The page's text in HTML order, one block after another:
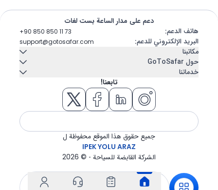
دعم على مدار الساعة بست لغات
هاتف الدعم:
+90 850 850 11 73
البريد الإلكتروني للدعم:
support@gotosafar.com
مكاتبنا
إزمير، تركيا
Güney Mah. Gaziler Cad. No:292 Tempo Iş Merkezi Kat:5 İç
Kapı 504 Konak / İzmir
حول GoToSafar
عنا
الأسئلة المتكررة
خدماتنا
سفينة سياحية
تذكرة طيران
فندق
تأشيرة
تابعنا!
جميع حقوق هذا الموقع محفوظة ل
IPEK YOLU ARAZ
الشركة القابضة للسياحة - © 2026